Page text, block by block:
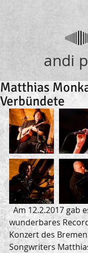
andi
Matthias
Verbündete
  Am 12.2.2017 gab es ein
wunderbares
Konzert des
Songwriters